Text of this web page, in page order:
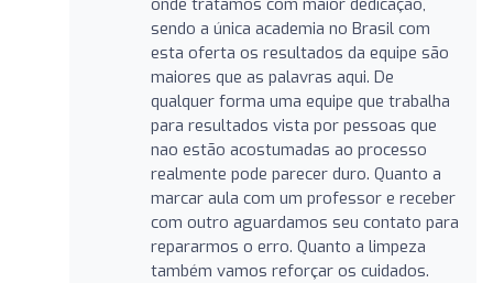
sendo a única academia no Brasil com
esta oferta os resultados da equipe são
maiores que as palavras aqui. De
qualquer forma uma equipe que trabalha
para resultados vista por pessoas que
nao estão acostumadas ao processo
realmente pode parecer duro. Quanto a
marcar aula com um professor e receber
com outro aguardamos seu contato para
repararmos o erro. Quanto a limpeza
também vamos reforçar os cuidados.